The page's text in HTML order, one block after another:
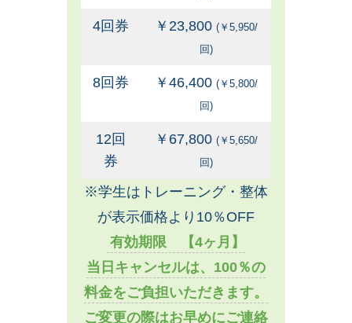
4回券 ￥23,800 (￥5,950/
回)
8回券 ￥46,400 (￥5,800/
回)
12回
券
￥67,800 (￥5,650/
回)
※学生はトレーニング・整体
が表示価格より10％OFF
有効期限 【4ヶ月】
当日キャンセルは、100％の
料金をご負担いただきます。
ご変更の際はお早めにご連絡